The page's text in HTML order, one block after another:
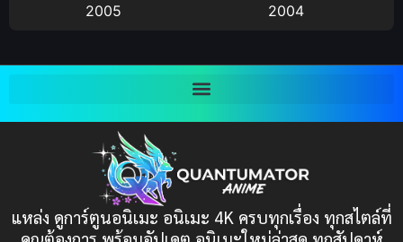
Bitch (ผู้หญิงร่าน)
Bondage (ทาส)(1)
(1)
Censored (เซ็นเซอร์)(19)
2005
2004
2001
2000
1997
1993
1991
1989
1988
แหล่ง ดูการ์ตูนอนิเมะ อนิเมะ 4K ครบทุกเรื่อง ทุกสไตล์ที่